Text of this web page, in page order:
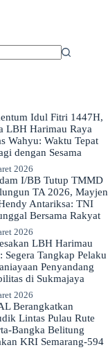
Idul Fitri 1447H,
LBH Harimau Raya
Wahyu: Waktu Tepat
dengan Sesama
2026
I/BB Tutup TMMD
TA 2026, Mayjen
Antariksa: TNI
Bersama Rakyat
2026
LBH Harimau
Segera Tangkap Pelaku
Penyandang
di Sukmajaya
2026
Berangkatkan
Lintas Pulau Rute
Bangka Belitung
KRI Semarang-594